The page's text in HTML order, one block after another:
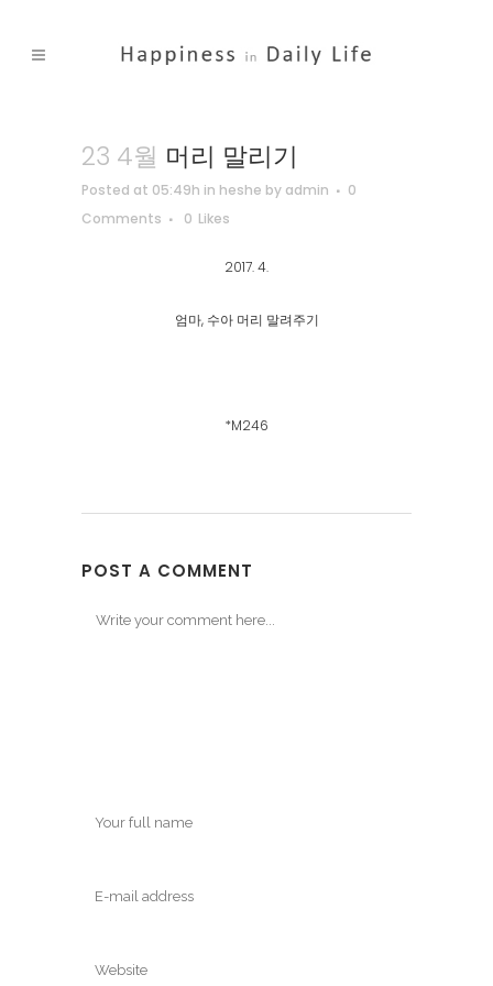
23 4월 머리 말리기
Posted at 05:49h in heshe by admin
0
Comments
0 Likes
2017. 4.
엄마, 수아 머리 말려주기
*M246
POST A COMMENT